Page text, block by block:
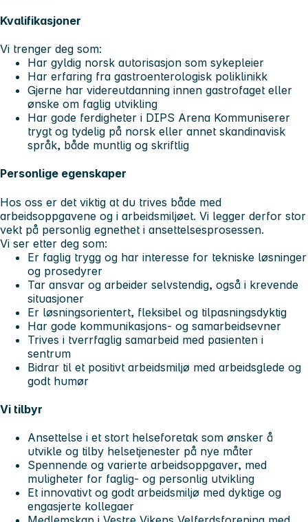
Kvalifikasjoner
Vi trenger deg som:
Har gyldig norsk autorisasjon som sykepleier
Har erfaring fra gastroenterologisk poliklinikk
Gjerne har videreutdanning innen gastrofaget eller
ønske om faglig utvikling
Har gode ferdigheter i DIPS Arena Kommuniserer
trygt og tydelig på norsk eller annet skandinavisk
språk, både muntlig og skriftlig
Personlige egenskaper
Hos oss er det viktig at du trives både med
arbeidsoppgavene og i arbeidsmiljøet. Vi legger derfor stor
vekt på personlig egnethet i ansettelsesprosessen.
Vi ser etter deg som:
Er faglig trygg og har interesse for tekniske løsninger
og prosedyrer
Tar ansvar og arbeider selvstendig, også i krevende
situasjoner
Er løsningsorientert, fleksibel og tilpasningsdyktig
Har gode kommunikasjons- og samarbeidsevner
Trives i tverrfaglig samarbeid med pasienten i
sentrum
Bidrar til et positivt arbeidsmiljø med arbeidsglede og
godt humør
Vi tilbyr
Ansettelse i et stort helseforetak som ønsker å
utvikle og tilby helsetjenester på nye måter
Spennende og varierte arbeidsoppgaver, med
muligheter for faglig- og personlig utvikling
Et innovativt og godt arbeidsmiljø med dyktige og
engasjerte kollegaer